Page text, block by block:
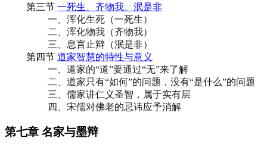
第三节 一死生、齐物我、泯是非
一、浑化生死（一死生）
二、浑化物我（齐物我）
三、息言止辩（泯是非）
第四节 道家智慧的特性与意义
一、道家的“道”要通过“无”来了解
二、道家只有“如何”的问题，没有“是什么”的问题
三、儒家讲仁义圣智，属于实有层
四、宋儒对佛老的忌讳应予消解
第七章 名家与墨辩